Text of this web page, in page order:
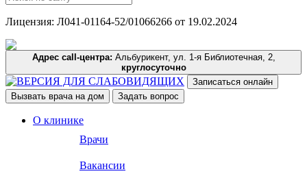
Лицензия: Л041-01164-52/01066266 от 19.02.2024
Адрес call-центра:
Альбурикент, ул. 1-я Библиотечная, 2,
круглосуточно
Записаться онлайн
Вызвать врача на дом
Задать вопрос
О клинике
Врачи
Вакансии